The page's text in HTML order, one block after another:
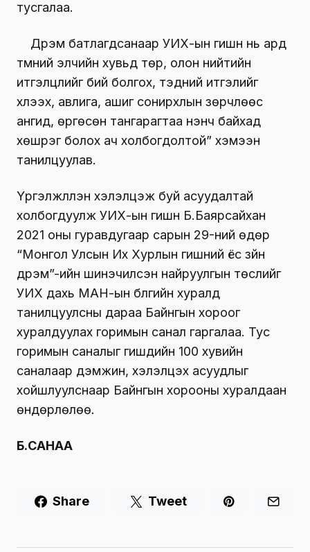
тусгалаа.
Дүрэм батлагдсанаар УИХ-ын гишүүн нь ард
түмний элчийн хувьд төр, олон нийтийн
итгэлцлийг бий болгох, тэдний итгэлийг
хүлээх, авлига, ашиг сонирхлын зөрчлөөс
ангид, өргөсөн тангарагтаа үнэнч байхад
хөшүүрэг болох ач холбогдолтой” хэмээн
танилцуулав.
Үргэлжлүүлэн хэлэлцэж буй асуудалтай
холбогдуулж УИХ-ын гишүүн Б.Баярсайхан
2021 оны гуравдугаар сарын 29-ний өдөр
“Монгол Улсын Их Хурлын гишүүний ёс зүйн
дүрэм”-ийн шинэчилсэн найруулгын төслийг
УИХ дахь МАН-ын бүлгийн хуралд
танилцуулсны дараа Байнгын хороог
хуралдуулах горимын санал гаргалаа. Тус
горимын саналыг гишүүдийн 100 хувийн
саналаар дэмжин, хэлэлцэх асуудлыг
хойшлуулснаар Байнгын хорооны хуралдаан
өндөрлөлөө.
Б.САНАА
Share Tweet